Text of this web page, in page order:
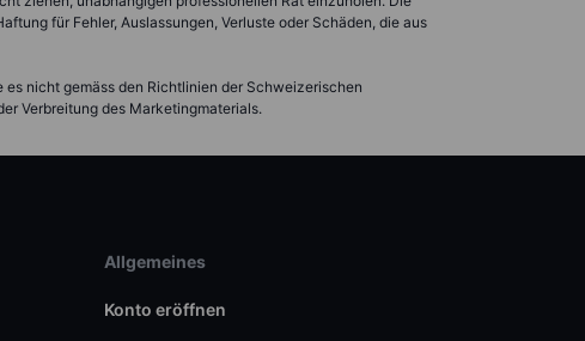
für Fehler, Auslassungen, Verluste oder Schäden, die aus
nicht gemäss den Richtlinien der Schweizerischen
Verbreitung des Marketingmaterials.
Allgemeines
Konto eröffnen